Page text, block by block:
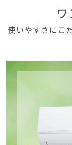
使いやすさにこ